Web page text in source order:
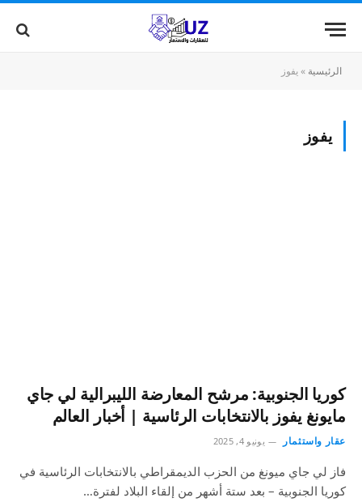
الرئيسية »يفوز
يفوز
كوريا الجنوبية: مرشح المعارضة الليبرالية لي جاي
مايونغ يفوز بالانتخابات الرئاسية | أخبار العالم
عقار واستثمار يونيو 4, 2025
فاز لي جاي ميونغ من الحزب الديمقراطي بالانتخابات الرئاسية في
كوريا الجنوبية – بعد ستة أشهر من إلقاء البلاد لفترة…